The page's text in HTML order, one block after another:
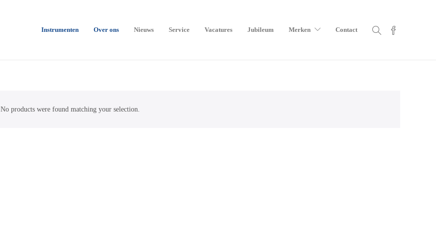
Instrumenten Over ons Nieuws Service Vacatures Jubileum Merken Contact
No products were found matching your selection.